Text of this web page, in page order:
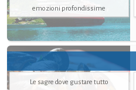
emozioni profondissime
Le sagre dove gustare tutto